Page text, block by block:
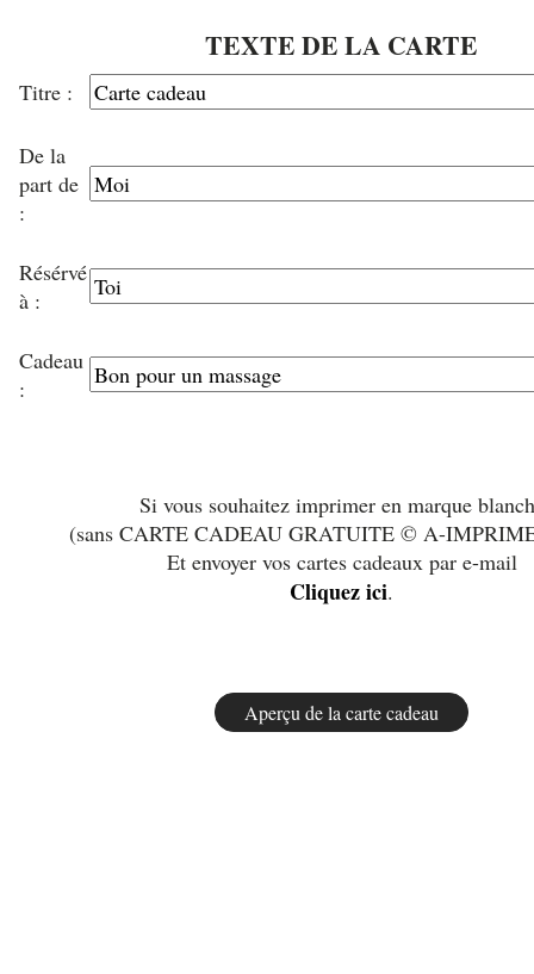
TEXTE DE LA CARTE
Titre :
De la
part de
:
Résérvé
à :
Cadeau
:
Si vous souhaitez imprimer en marque
(sans CARTE CADEAU GRATUITE © A-
Et envoyer vos cartes cadeaux par e-mail
Cliquez ici.